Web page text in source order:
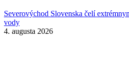
Severovýchod Slovenska čelí
vody
4. augusta 2026